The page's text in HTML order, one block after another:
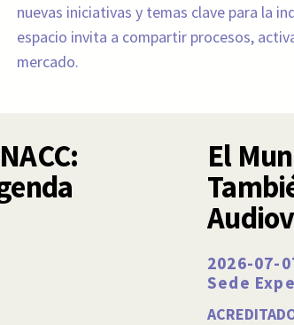
nuevas iniciativas y temas clave para la
espacio invita a compartir procesos,
mercado.
El
2026-07-
Sede